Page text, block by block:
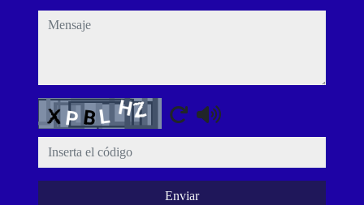
mensaje
Captcha
Enviar